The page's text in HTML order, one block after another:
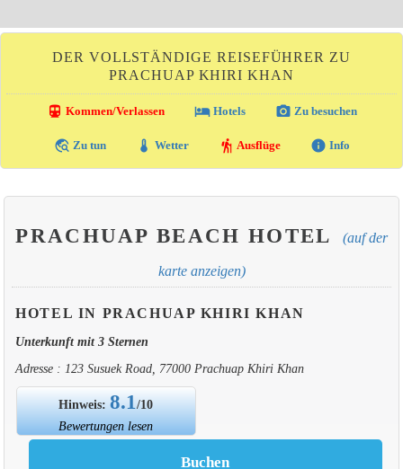
DER VOLLSTÄNDIGE REISEFÜHRER ZU
PRACHUAP KHIRI KHAN
directions_transit Kommen/Verlassen local_hotelHotels photo_camera Zu besuchen
travel_explore Zu tun thermostat Wetter hiking Ausflüge info Info
PRACHUAP BEACH HOTEL (auf der
karte anzeigen)
HOTEL IN PRACHUAP KHIRI KHAN
Unterkunft mit 3 Sternen
Adresse : 123 Susuek Road, 77000 Prachuap Khiri Khan
Hinweis:8.1/10
Bewertungen lesen